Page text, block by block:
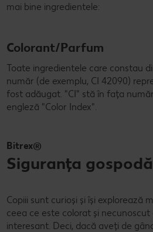
mai bine ingredientele:
Colorant/Parfum
Toate ingredientele care constau
număr (de exemplu, CI 42090)
fost adăugat. "CI" stă în fața
engleză "Color Index".
Bitrex®
Siguranța
Copiii sunt curioși și își explorează
ceea ce este colorat și
interesant. Deci, dacă aveți de